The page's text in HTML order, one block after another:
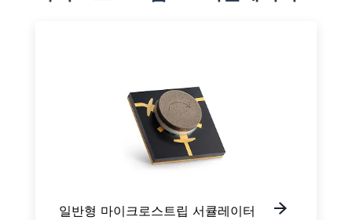
일반형 마이크로스트립 서큘레이터